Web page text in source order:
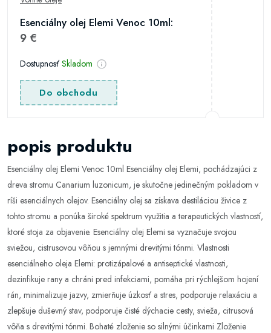
Esenciálny olej Elemi Venoc 10ml:
9 €
Dostupnosť Skladom
Do obchodu
popis produktu
Esenciálny olej Elemi Venoc 10ml Esenciálny olej Elemi, pochádzajúci z
dreva stromu Canarium luzonicum, je skutočne jedinečným pokladom v
ríši esenciálnych olejov. Esenciálny olej sa získava destiláciou živice z
tohto stromu a ponúka široké spektrum využitia a terapeutických vlastností,
ktoré stoja za objavenie. Esenciálny olej Elemi sa vyznačuje svojou
sviežou, cistrusovou vôňou s jemnými drevitými tónmi. Vlastnosti
esenciálneho oleja Elemi: protizápalové a antiseptické vlastnosti,
dezinfikuje rany a chráni pred infekciami, pomáha pri rýchlejšom hojení
rán, minimalizuje jazvy, zmierňuje úzkosť a stres, podporuje relaxáciu a
zlepšuje duševný stav, podporuje čisté dýchacie cesty, svieža, citrusová
vôňa s drevitými tónmi. Bohaté zloženie so silnými účinkami Zloženie